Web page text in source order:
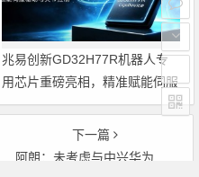
兆易创新GD32H77R机器人专
用芯片重磅亮相，精准赋能伺服
驱动与关节控制
下一篇
阿朗：未考虑与中兴华为结盟